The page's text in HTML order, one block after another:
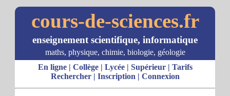
cours-de-sciences.fr
enseignement scientifique, informatique
maths, physique, chimie, biologie, géologie
En ligne| Collège| Lycée| Supérieur| Tarifs
Rechercher| Inscription | Connexion